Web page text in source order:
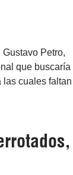
Petro,
que buscaría
las cuales faltan